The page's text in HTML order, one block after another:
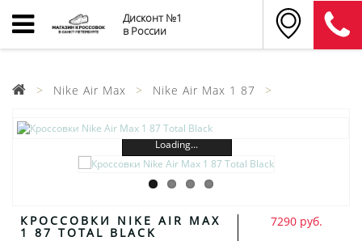
Дисконт №1
в России
Nike Air Max Nike Air Max 1 87
Loading...
КРОССОВКИ NIKE AIR MAX
1 87 TOTAL BLACK
7290 руб.